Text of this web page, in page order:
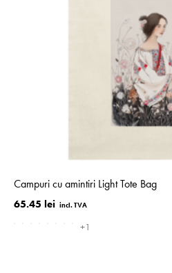
Campuri cu amintiri Light Tote Bag
65.45 lei
+1